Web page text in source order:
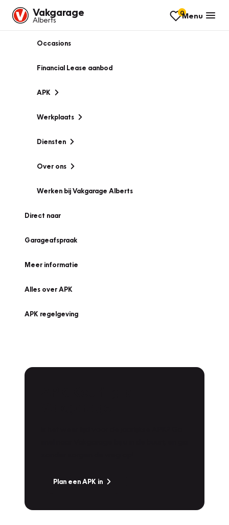
Vakgarage
Alberts
0Menu
Occasions
Financial Lease aanbod
APK
Werkplaats
Diensten
Over ons
Werken bij Vakgarage Alberts
Direct naar
Garageafspraak
Meer informatie
Alles over APK
APK regelgeving
Plan een APK in